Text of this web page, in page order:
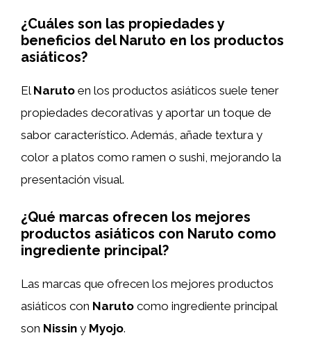
¿Cuáles son las propiedades y
beneficios del Naruto en los productos
asiáticos?
El Naruto en los productos asiáticos suele tener
propiedades decorativas y aportar un toque de
sabor característico. Además, añade textura y
color a platos como ramen o sushi, mejorando la
presentación visual.
¿Qué marcas ofrecen los mejores
productos asiáticos con Naruto como
ingrediente principal?
Las marcas que ofrecen los mejores productos
asiáticos con Naruto como ingrediente principal
son Nissin y Myojo.